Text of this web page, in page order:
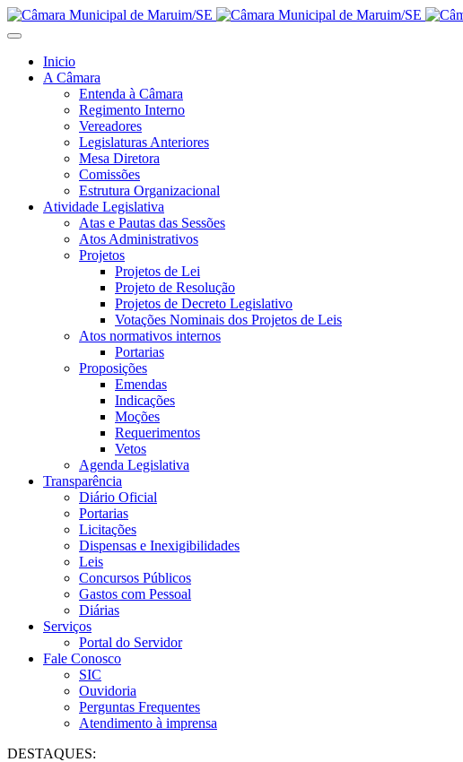
Inicio
A Câmara
Entenda à Câmara
Regimento Interno
Vereadores
Legislaturas Anteriores
Mesa Diretora
Comissões
Estrutura Organizacional
Atividade Legislativa
Atas e Pautas das Sessões
Atos Administrativos
Projetos
Projetos de Lei
Projeto de Resolução
Projetos de Decreto Legislativo
Votações Nominais dos Projetos de Leis
Atos normativos internos
Portarias
Proposições
Emendas
Indicações
Moções
Requerimentos
Vetos
Agenda Legislativa
Transparência
Diário Oficial
Portarias
Licitações
Dispensas e Inexigibilidades
Leis
Concursos Públicos
Gastos com Pessoal
Diárias
Serviços
Portal do Servidor
Fale Conosco
SIC
Ouvidoria
Perguntas Frequentes
Atendimento à imprensa
DESTAQUES: